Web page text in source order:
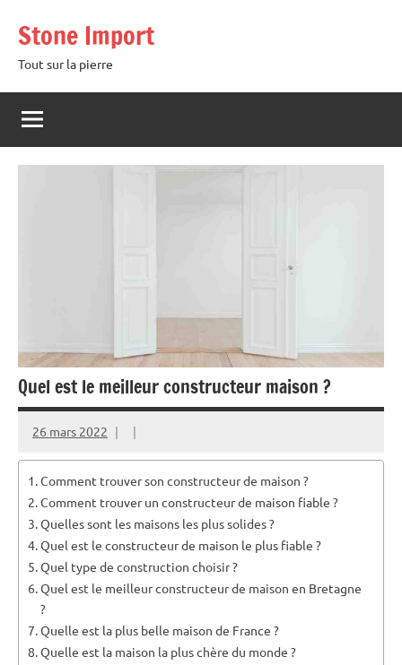
contenu
Stone Import
Tout sur la pierre
Quel est le meilleur constructeur maison ?
26 mars 2022
Comment trouver son constructeur de maison ?
Comment trouver un constructeur de maison fiable ?
Quelles sont les maisons les plus solides ?
Quel est le constructeur de maison le plus fiable ?
Quel type de construction choisir ?
Quel est le meilleur constructeur de maison en Bretagne
?
Quelle est la plus belle maison de France ?
Quelle est la maison la plus chère du monde ?